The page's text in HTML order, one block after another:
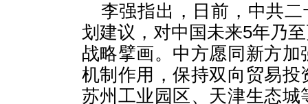
李强指出，日前，中共
划建议，对中国未来5年乃
战略擘画。中方愿同新方
机制作用，保持双向贸易
苏州工业园区、天津生态